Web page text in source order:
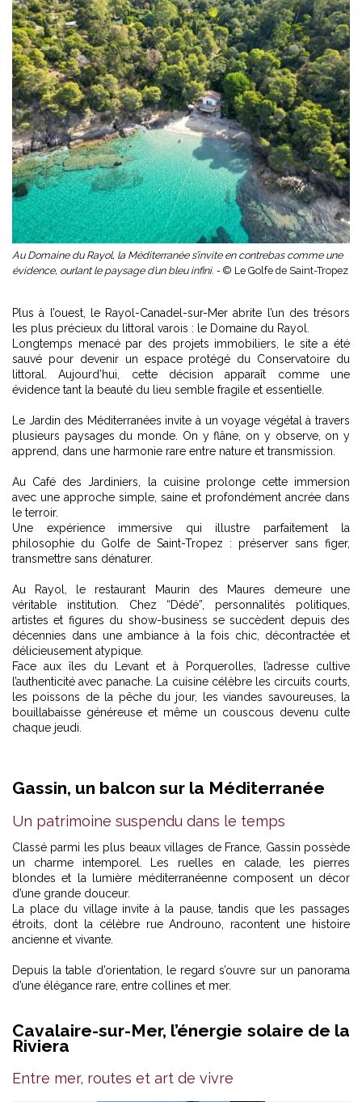
Au Domaine du Rayol, la Méditerranée s’invite en contrebas comme une
évidence, ourlant le paysage d’un bleu infini. - © Le Golfe de Saint-Tropez
Plus à l’ouest, le Rayol-Canadel-sur-Mer abrite l’un des trésors
les plus précieux du littoral varois : le Domaine du Rayol.
Longtemps menacé par des projets immobiliers, le site a été
sauvé pour devenir un espace protégé du Conservatoire du
littoral. Aujourd’hui, cette décision apparaît comme une
évidence tant la beauté du lieu semble fragile et essentielle.
Le Jardin des Méditerranées invite à un voyage végétal à travers
plusieurs paysages du monde. On y flâne, on y observe, on y
apprend, dans une harmonie rare entre nature et transmission.
Au Café des Jardiniers, la cuisine prolonge cette immersion
avec une approche simple, saine et profondément ancrée dans
le terroir.
Une expérience immersive qui illustre parfaitement la
philosophie du Golfe de Saint-Tropez : préserver sans figer,
transmettre sans dénaturer.
Au Rayol, le restaurant Maurin des Maures demeure une
véritable institution. Chez “Dédé”, personnalités politiques,
artistes et figures du show-business se succèdent depuis des
décennies dans une ambiance à la fois chic, décontractée et
délicieusement atypique.
Face aux îles du Levant et à Porquerolles, l’adresse cultive
l’authenticité avec panache. La cuisine célèbre les circuits courts,
les poissons de la pêche du jour, les viandes savoureuses, la
bouillabaisse généreuse et même un couscous devenu culte
chaque jeudi.
Gassin, un balcon sur la Méditerranée
Un patrimoine suspendu dans le temps
Classé parmi les plus beaux villages de France, Gassin possède
un charme intemporel. Les ruelles en calade, les pierres
blondes et la lumière méditerranéenne composent un décor
d’une grande douceur.
La place du village invite à la pause, tandis que les passages
étroits, dont la célèbre rue Androuno, racontent une histoire
ancienne et vivante.
Depuis la table d’orientation, le regard s’ouvre sur un panorama
d’une élégance rare, entre collines et mer.
Cavalaire-sur-Mer, l’énergie solaire de la
Riviera
Entre mer, routes et art de vivre